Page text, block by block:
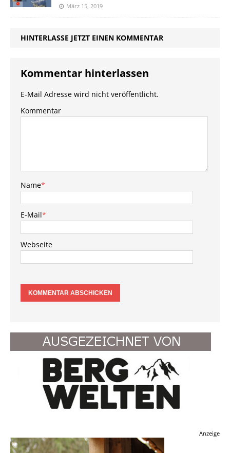
März 15, 2019
HINTERLASSE JETZT EINEN KOMMENTAR
Kommentar hinterlassen
E-Mail Adresse wird nicht veröffentlicht.
Kommentar
Name*
E-Mail*
Webseite
Anzeige